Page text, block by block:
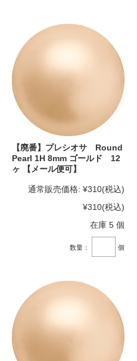
【廃番】プレシオサ Round
Pearl 1H 8mm ゴールド 12
ヶ 【メール便可】
通常販売価格: ¥310(税込)
¥310(税込)
在庫 5 個
数量： 個